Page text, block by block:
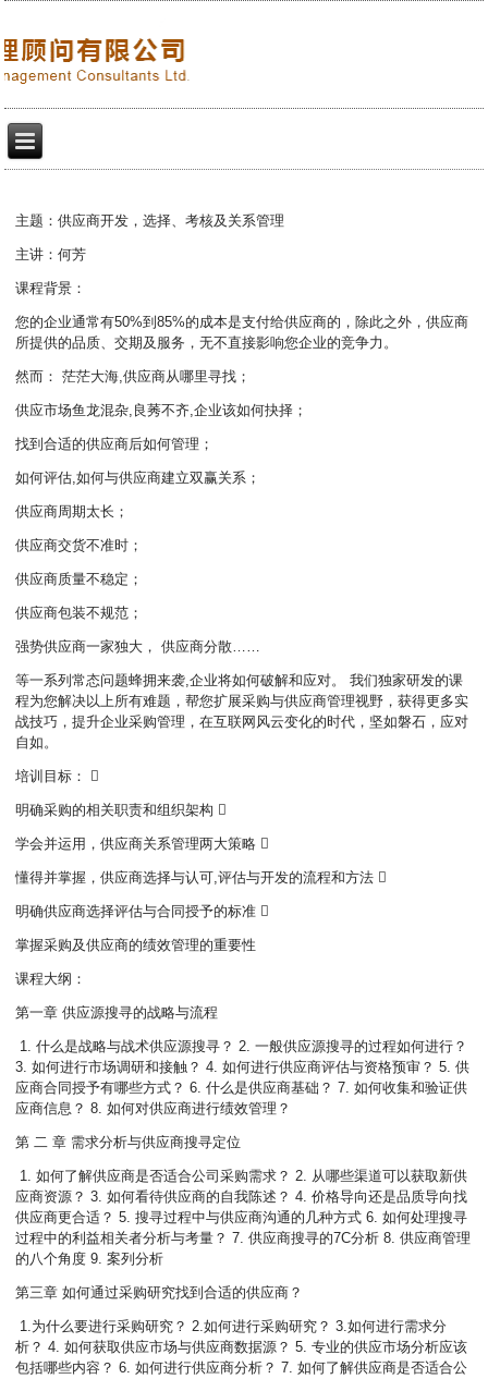
主题：供应商开发，选择、考核及关系管理
主讲：何芳
课程背景：
您的企业通常有50%到85%的成本是支付给供应商的，除此之外，供应商
所提供的品质、交期及服务，无不直接影响您企业的竞争力。
然而： 茫茫大海,供应商从哪里寻找；
供应市场鱼龙混杂,良莠不齐,企业该如何抉择；
找到合适的供应商后如何管理；
如何评估,如何与供应商建立双赢关系；
供应商周期太长；
供应商交货不准时；
供应商质量不稳定；
供应商包装不规范；
强势供应商一家独大， 供应商分散……
等一系列常态问题蜂拥来袭,企业将如何破解和应对。 我们独家研发的课
程为您解决以上所有难题，帮您扩展采购与供应商管理视野，获得更多实
战技巧，提升企业采购管理，在互联网风云变化的时代，坚如磐石，应对
自如。
培训目标： 
明确采购的相关职责和组织架构 
学会并运用，供应商关系管理两大策略 
懂得并掌握，供应商选择与认可,评估与开发的流程和方法 
明确供应商选择评估与合同授予的标准 
掌握采购及供应商的绩效管理的重要性
课程大纲：
第一章 供应源搜寻的战略与流程
1. 什么是战略与战术供应源搜寻？ 2. 一般供应源搜寻的过程如何进行？
3. 如何进行市场调研和接触？ 4. 如何进行供应商评估与资格预审？ 5. 供
应商合同授予有哪些方式？ 6. 什么是供应商基础？ 7. 如何收集和验证供
应商信息？ 8. 如何对供应商进行绩效管理？
第 二 章 需求分析与供应商搜寻定位
1. 如何了解供应商是否适合公司采购需求？ 2. 从哪些渠道可以获取新供
应商资源？ 3. 如何看待供应商的自我陈述？ 4. 价格导向还是品质导向找
供应商更合适？ 5. 搜寻过程中与供应商沟通的几种方式 6. 如何处理搜寻
过程中的利益相关者分析与考量？ 7. 供应商搜寻的7C分析 8. 供应商管理
的八个角度 9. 案列分析
第三章 如何通过采购研究找到合适的供应商？
1.为什么要进行采购研究？ 2.如何进行采购研究？ 3.如何进行需求分
析？ 4. 如何获取供应市场与供应商数据源？ 5. 专业的供应市场分析应该
包括哪些内容？ 6. 如何进行供应商分析？ 7. 如何了解供应商是否适合公